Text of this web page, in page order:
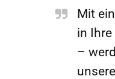
Mit
in
–